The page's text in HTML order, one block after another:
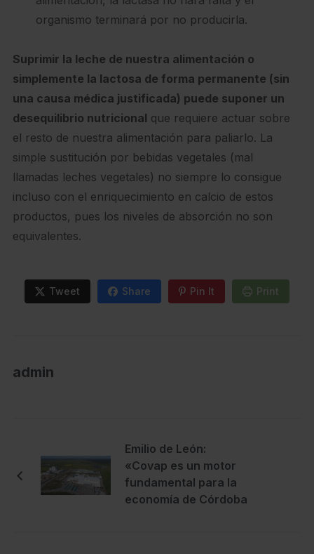
organismo terminará por no producirla.
Suprimir la leche de nuestra alimentación o
simplemente la lactosa de forma permanente (sin
una causa médica justificada) puede suponer un
desequilibrio nutricional que requiere actuar sobre
el resto de nuestra alimentación para paliarlo. La
simple sustitución por bebidas vegetales (mal
llamadas leches vegetales) no siempre lo consigue
incluso con el enriquecimiento en calcio de estos
productos, pues los niveles de absorción no son
equivalentes.
Tweet Share Pin It Print
admin
Emilio de León:
«Covap es un motor
fundamental para la
economía de Córdoba